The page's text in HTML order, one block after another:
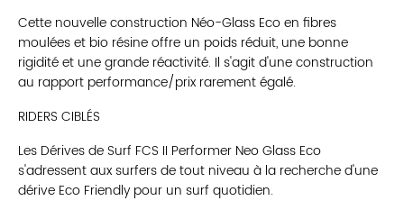
Cette nouvelle construction Néo-Glass Eco en fibres
moulées et bio résine offre un poids réduit, une bonne
rigidité et une grande réactivité. Il s'agit d'une construction
au rapport performance/prix rarement égalé.
RIDERS CIBLÉS
Les Dérives de Surf FCS II Performer Neo Glass Eco
s'adressent aux surfers de tout niveau à la recherche d'une
dérive Eco Friendly pour un surf quotidien.